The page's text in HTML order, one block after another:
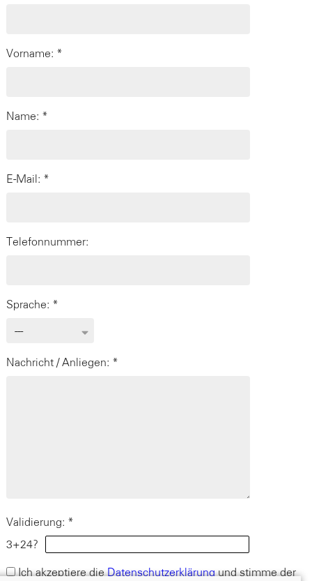
Vorname: *
Name: *
E-Mail: *
Telefonnummer:
Sprache: *
Nachricht / Anliegen: *
Validierung: *
3+24?
Ich akzeptiere dieDatenschutzerklärungund stimme der